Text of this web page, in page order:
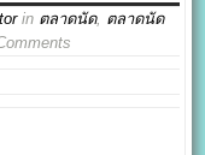
in ตลาดนัด, ตลาดนัด